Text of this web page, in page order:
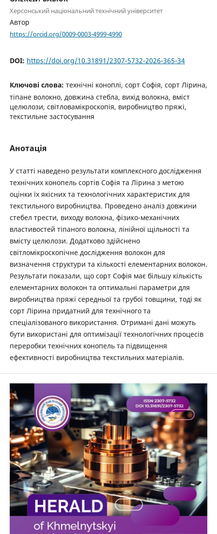
Херсонський національний технічний університет
Автор
https://orcid.org/0009-0003-4999-4990
DOI: https://doi.org/10.31891/2307-5732-2026-365-34
Ключові слова: технічні коноплі, сорт Софія, сорт Лірина,
тіпане волокно, довжина стебла, вихід волокна, вміст
целюлози, світловамікроскопія, виробництво пряжі,
текстильне застосування
Анотація
У статті наведено результати комплексного дослідження
технічних конопель сортів Софія та Лірина з метою
оцінки їх якісних та технологічних характеристик для
текстильного виробництва. Проведено аналіз довжини
стебел трести, виходу волокна, фізико-механічних
властивостей тіпаного волокна, лінійної щільності та
вмісту целюлози. Додатково здійснено
світломікроскопічне дослідження волокон для
визначення структури та кількості елементарних волокон.
Результати показали, що сорт Софія має більшу кількість
елементарних волокон та оптимальні параметри для
виробництва пряжі середньої та грубої товщини, тоді як
сорт Лірина придатний для технічного та
спеціалізованого використання. Отримані дані можуть
бути використані для оптимізації технологічних процесів
переробки технічних конопель та підвищення
ефективності виробництва текстильних матеріалів.